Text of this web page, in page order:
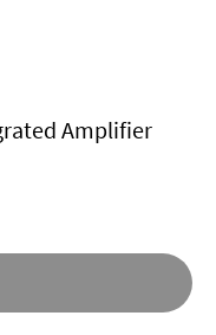
Amplifier